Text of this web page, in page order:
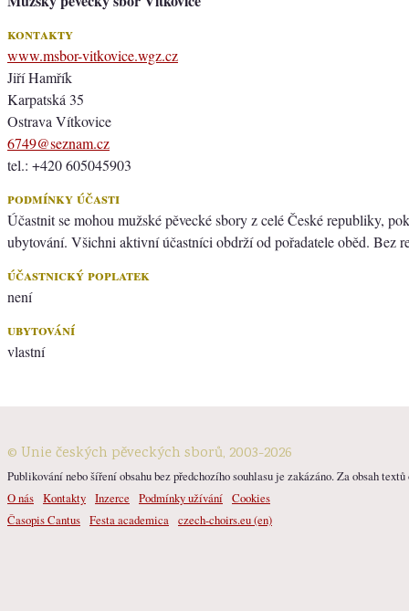
kontakty
www.msbor-vitkovice.wgz.cz
Jiří Hamřík
Karpatská 35
Ostrava Vítkovice
6749@seznam.cz
tel.: +420 605045903
podmínky účasti
Účastnit se mohou mužské pěvecké sbory z celé České republiky,
ubytování. Všichni aktivní účastníci obdrží od pořadatele oběd. Bez
účastnický poplatek
není
ubytování
vlastní
© Unie českých pěveckých sborů, 2003-2026
Publikování nebo šíření obsahu bez předchozího souhlasu je zakázáno. Za obsah
O nás Kontakty Inzerce Podmínky užívání Cookies
Časopis Cantus Festa academica czech-choirs.eu (en)